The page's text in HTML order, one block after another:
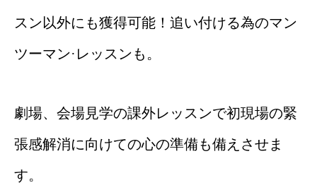
スン以外にも獲得可能！追い付ける為のマン
ツーマン·レッスンも。
劇場、会場見学の課外レッスンで初現場の緊
張感解消に向けての心の準備も備えさせま
す。